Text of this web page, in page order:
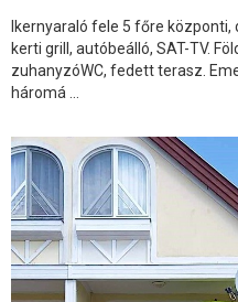
Ikernyaraló fele 5 főre központi,
kerti grill, autóbeálló, SAT-TV.
zuhanyzóWC, fedett terasz.
háromá ...